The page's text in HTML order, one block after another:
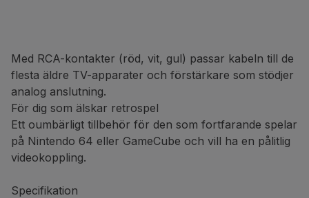
Med RCA-kontakter (röd, vit, gul) passar kabeln till de
flesta äldre TV-apparater och förstärkare som stödjer
analog anslutning.
För dig som älskar retrospel
Ett oumbärligt tillbehör för den som fortfarande spelar
på Nintendo 64 eller GameCube och vill ha en pålitlig
videokoppling.
Specifikation